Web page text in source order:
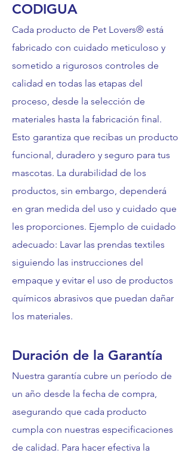
CODIGUA
Cada producto de Pet Lovers® está
fabricado con cuidado meticuloso y
sometido a rigurosos controles de
calidad en todas las etapas del
proceso, desde la selección de
materiales hasta la fabricación final.
Esto garantiza que recibas un producto
funcional, duradero y seguro para tus
mascotas. La durabilidad de los
productos, sin embargo, dependerá
en gran medida del uso y cuidado que
les proporciones. Ejemplo de cuidado
adecuado: Lavar las prendas textiles
siguiendo las instrucciones del
empaque y evitar el uso de productos
químicos abrasivos que puedan dañar
los materiales.
Duración de la Garantía
Nuestra garantía cubre un período de
un año desde la fecha de compra,
asegurando que cada producto
cumpla con nuestras especificaciones
de calidad. Para hacer efectiva la